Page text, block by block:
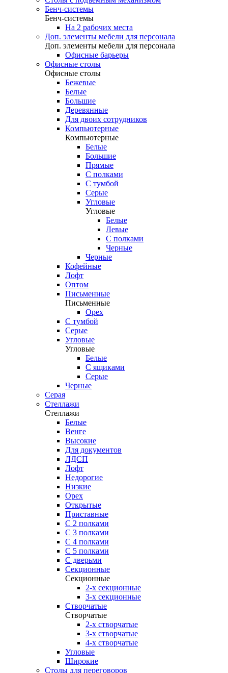
Бенч-системы
Бенч-системы
На 2 рабочих места
Доп. элементы мебели для персонала
Доп. элементы мебели для персонала
Офисные барьеры
Офисные столы
Офисные столы
Бежевые
Белые
Большие
Деревянные
Для двоих сотрудников
Компьютерные
Компьютерные
Белые
Большие
Прямые
С полками
С тумбой
Серые
Угловые
Угловые
Белые
Левые
С полками
Черные
Черные
Кофейные
Лофт
Оптом
Письменные
Письменные
Орех
С тумбой
Серые
Угловые
Угловые
Белые
С ящиками
Серые
Черные
Серая
Стеллажи
Стеллажи
Белые
Венге
Высокие
Для документов
ЛДСП
Лофт
Недорогие
Низкие
Орех
Открытые
Приставные
С 2 полками
С 3 полками
С 4 полками
С 5 полками
С дверьми
Секционные
Секционные
2-х секционные
3-х секционные
Створчатые
Створчатые
2-х створчатые
3-х створчатые
4-х створчатые
Угловые
Широкие
Столы для переговоров